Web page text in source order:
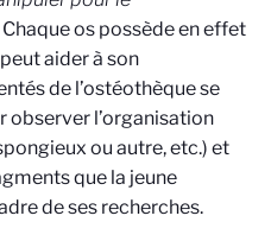
Chaque os possède en effet
aider à son
de l’ostéothèque se
observer l’organisation
ou autre, etc.) et
que la jeune
de ses recherches.